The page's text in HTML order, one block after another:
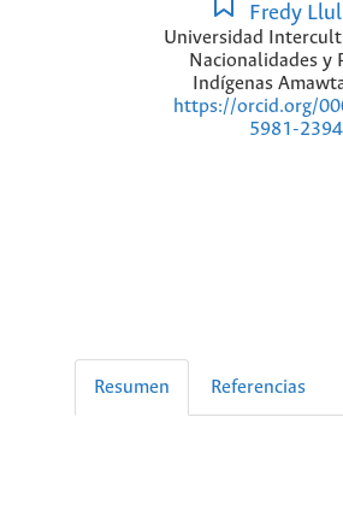
Fredy
Universidad
Nacionalidades y
Indígenas
https://orcid.org/
5981-2394
Resumen Referencias